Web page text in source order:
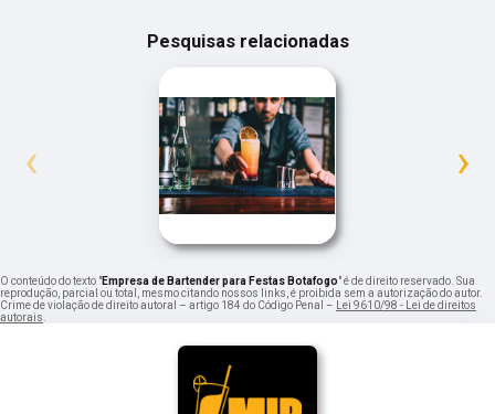
Pesquisas relacionadas
‹ ›
O conteúdo do texto "Empresa de Bartender para Festas Botafogo" é de direito reservado. Sua
reprodução, parcial ou total, mesmo citando nossos links, é proibida sem a autorização do autor.
Crime de violação de direito autoral – artigo 184 do Código Penal –
Lei 9610/98 - Lei de direitos
autorais